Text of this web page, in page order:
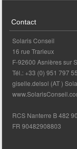
Contact
Solaris Conseil
16 rue Trarieux
F-92600 Asnières sur
Tél.: +33 (0) 951 797
giselle.delsol (AT )
RCS Nanterre B 482
FR 90482908803